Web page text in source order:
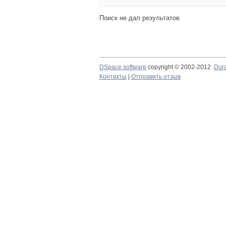
Поиск не дал результатов
DSpace software copyright © 2002-2012
Контакты
Отправить отзыв